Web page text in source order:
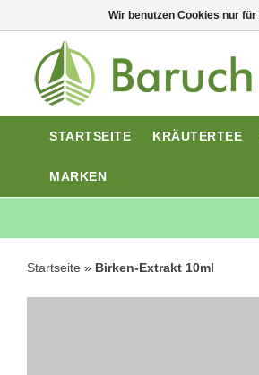
STARTSEITE KRÄUTERTEE
MARKEN
Startseite » Birken-Extrakt 10ml
Wir benutzen Cookies nur